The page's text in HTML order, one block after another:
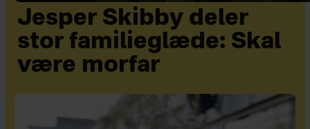
Jesper Skibby deler
stor familieglæde: Skal
være morfar